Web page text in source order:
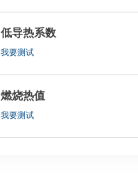
低导热系数
我要测试
燃烧热值
我要测试